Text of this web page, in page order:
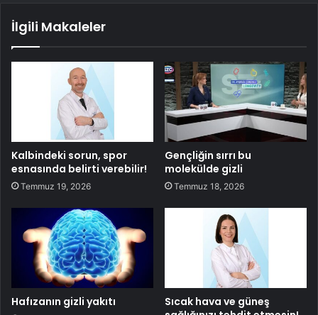
İlgili Makaleler
Kalbindeki sorun, spor
esnasında belirti verebilir!
Temmuz 19, 2026
Gençliğin sırrı bu
molekülde gizli
Temmuz 18, 2026
Hafızanın gizli yakıtı
Sıcak hava ve güneş